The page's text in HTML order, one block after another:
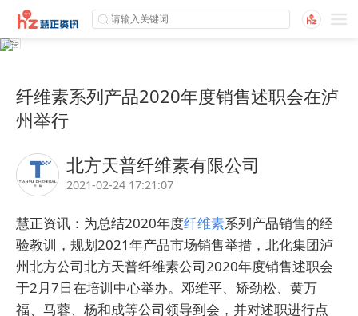
纤维素系列产品2020年度销售述职会在泸
州举行
北方天普纤维素有限公司
2021-02-24 17:21:07
慧正资讯：为总结2020年度纤维素系列产品销售的经
验教训，规划2021年产品市场销售举措，北化集团泸
州北方公司北方天普纤维素公司2020年度销售述职会
于2月7日在培训中心举办。邓维平、矫劲松、黄万
福、马蓉、杨和成等公司领导到会，并对述职进行点